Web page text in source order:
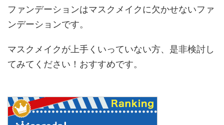
ファンデーションはマスクメイクに欠かせないファ
ンデーションです。
マスクメイクが上手くいっていない方、是非検討し
てみてください！おすすめです。